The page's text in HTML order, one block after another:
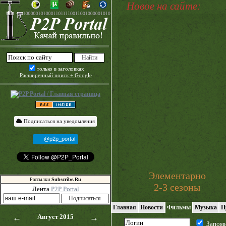
только в заголовках
Расширенный поиск + Google
Подписаться на уведомления
@p2p_portal
Рассылки Subscribe.Ru
Лента P2P Portal
← Август 2015 →
Новое на сайте:
Элементарно
2-3 сезоны
Главная Новости Фильмы Музыка